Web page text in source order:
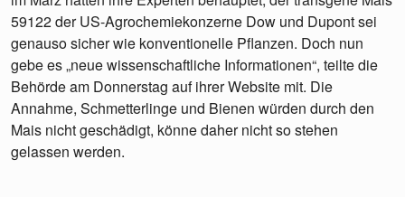
59122 der US-Agrochemiekonzerne Dow und Dupont sei
genauso sicher wie konventionelle Pflanzen. Doch nun
gebe es „neue wissenschaftliche Informationen“, teilte die
Behörde am Donnerstag auf ihrer Website mit. Die
Annahme, Schmetterlinge und Bienen würden durch den
Mais nicht geschädigt, könne daher nicht so stehen
gelassen werden.